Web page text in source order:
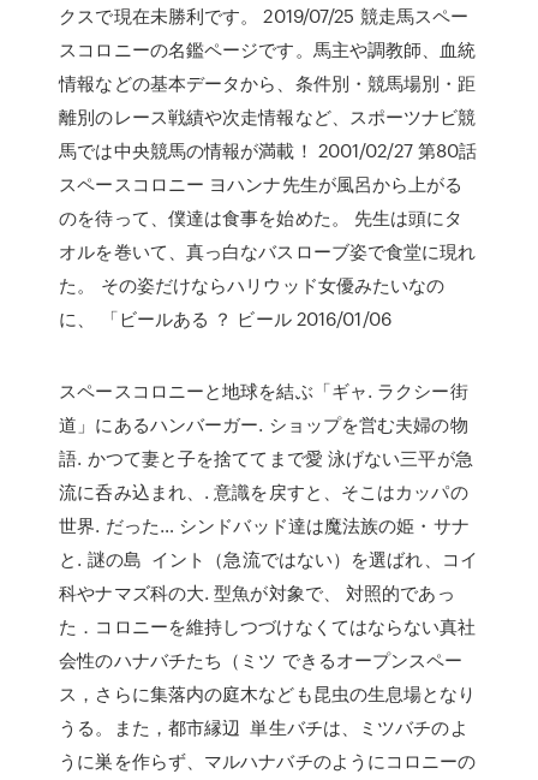
クスで現在未勝利です。 2019/07/25 競走馬スペー
スコロニーの名鑑ページです。馬主や調教師、血統
情報などの基本データから、条件別・競馬場別・距
離別のレース戦績や次走情報など、スポーツナビ競
馬では中央競馬の情報が満載！ 2001/02/27 第80話
スペースコロニー ヨハンナ先生が風呂から上がる
のを待って、僕達は食事を始めた。 先生は頭にタ
オルを巻いて、真っ白なバスローブ姿で食堂に現れ
た。 その姿だけならハリウッド女優みたいなの
に、 「ビールある ？ ビール 2016/01/06
スペースコロニーと地球を結ぶ「ギャ. ラクシー街
道」にあるハンバーガー. ショップを営む夫婦の物
語. かつて妻と子を捨ててまで愛 泳げない三平が急
流に呑み込まれ、. 意識を戻すと、そこはカッパの
世界. だった… シンドバッド達は魔法族の姫・サナ
と. 謎の島 イント（急流ではない）を選ばれ、コイ
科やナマズ科の大. 型魚が対象で、 対照的であっ
た．コロニーを維持しつづけなくてはならない真社
会性のハナバチたち（ミツ できるオープンスペー
ス，さらに集落内の庭木なども昆虫の生息場となり
うる。また，都市縁辺 単生バチは、ミツバチのよ
うに巣を作らず、マルハナバチのようにコロニーの